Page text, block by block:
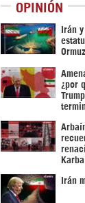
OPINIÓN
Irán
Ormuz
¿por
Irán